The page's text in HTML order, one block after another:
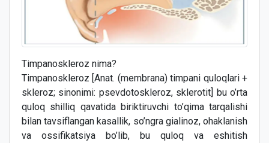
Timpanoskleroz nima?
Timpanoskleroz [Anat. (membrana) timpani quloqlari +
skleroz; sinonimi: psevdotoskleroz, sklerotit] bu o’rta
quloq shilliq qavatida biriktiruvchi to’qima tarqalishi
bilan tavsiflangan kasallik, so’ngra gialinoz, ohaklanish
va ossifikatsiya bo’lib, bu quloq va eshitish